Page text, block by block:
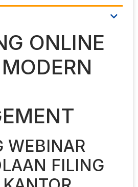
ONLINE
WEBINAR
FILING